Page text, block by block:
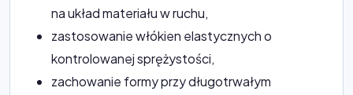
na układ materiału w ruchu,
zastosowanie włókien elastycznych o
kontrolowanej sprężystości,
zachowanie formy przy długotrwałym